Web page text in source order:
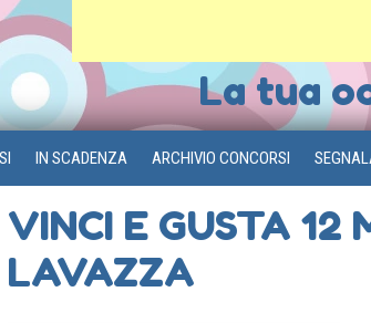
La tua
IN SCADENZA ARCHIVIO CONCORSI
VINCI E GUSTA 12
LAVAZZA